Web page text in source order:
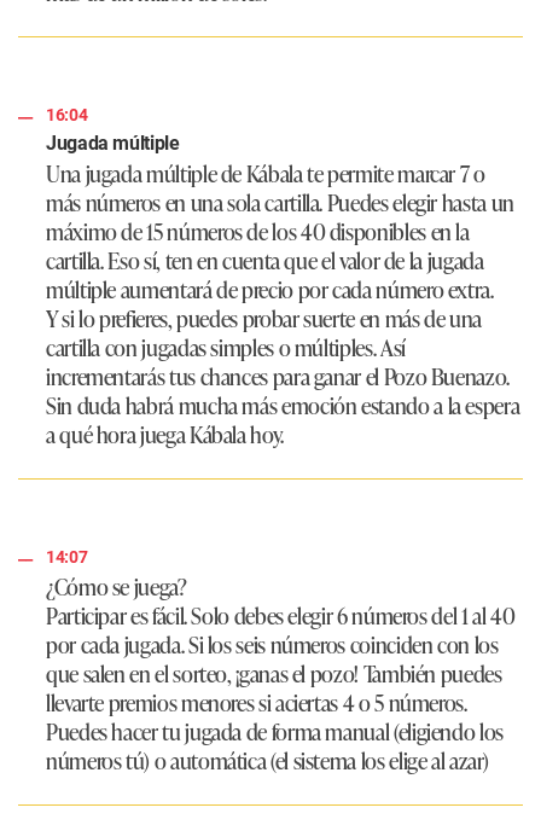
16:04
Jugada múltiple
Una jugada múltiple de Kábala te permite marcar 7 o
más números en una sola cartilla. Puedes elegir hasta un
máximo de 15 números de los 40 disponibles en la
cartilla. Eso sí, ten en cuenta que el valor de la jugada
múltiple aumentará de precio por cada número extra.
Y si lo prefieres, puedes probar suerte en más de una
cartilla con jugadas simples o múltiples. Así
incrementarás tus chances para ganar el Pozo Buenazo.
Sin duda habrá mucha más emoción estando a la espera
a qué hora juega Kábala hoy.
14:07
¿Cómo se juega?
Participar es fácil. Solo debes elegir 6 números del 1 al 40
por cada jugada. Si los seis números coinciden con los
que salen en el sorteo, ¡ganas el pozo! También puedes
llevarte premios menores si aciertas 4 o 5 números.
Puedes hacer tu jugada de forma manual (eligiendo los
números tú) o automática (el sistema los elige al azar)